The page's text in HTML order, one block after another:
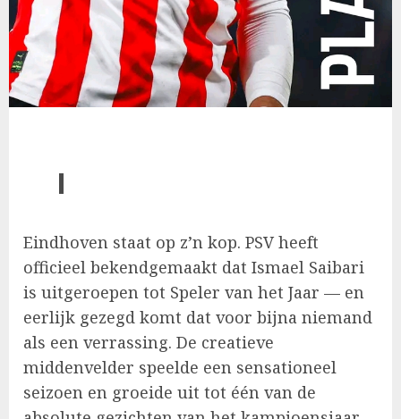
Eindhoven staat op z’n kop. PSV heeft
officieel bekendgemaakt dat Ismael Saibari
is uitgeroepen tot Speler van het Jaar — en
eerlijk gezegd komt dat voor bijna niemand
als een verrassing. De creatieve
middenvelder speelde een sensationeel
seizoen en groeide uit tot één van de